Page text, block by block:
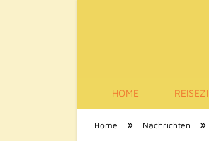
HOME
Home » Nachrichten »